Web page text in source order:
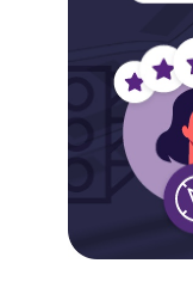
Conheça o Labi